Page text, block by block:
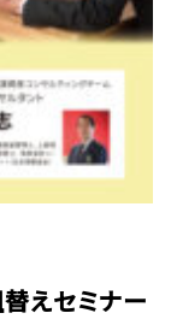
えセミナー